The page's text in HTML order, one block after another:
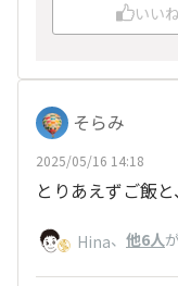
いいね
そらみ
2025/05/16 14:18
とりあえずご飯と
Hina、 他6人